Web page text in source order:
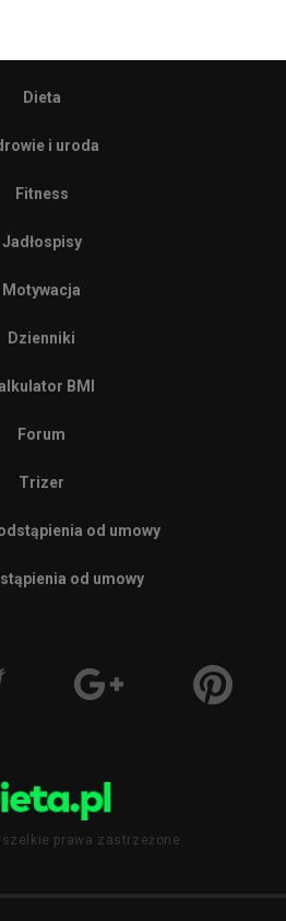
Dieta
i uroda
Fitness
Jadłospisy
Motywacja
Dzienniki
BMI
Forum
Trizer
od umowy
od umowy
prawa zastrzeżone.